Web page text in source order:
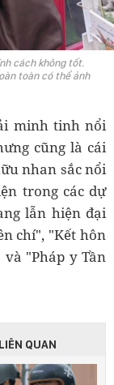
cách không tốt.
toàn có thể ảnh
minh tinh nổi
cũng là cái
nhan sắc nổi
trong các dự
lẫn hiện đại
chí", "Kết hôn
"Pháp y Tần
QUAN